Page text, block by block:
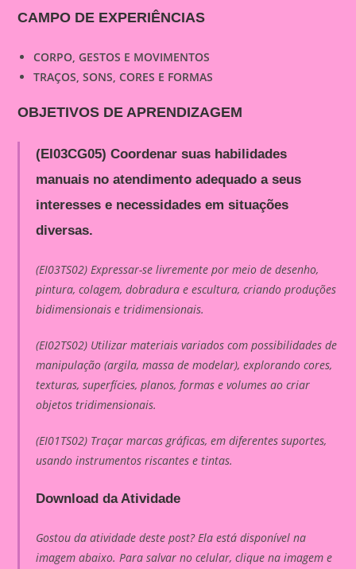
CAMPO DE EXPERIÊNCIAS
CORPO, GESTOS E MOVIMENTOS
TRAÇOS, SONS, CORES E FORMAS
OBJETIVOS DE APRENDIZAGEM
(EI03CG05) Coordenar suas habilidades
manuais no atendimento adequado a seus
interesses e necessidades em situações
diversas.
(EI03TS02) Expressar-se livremente por meio de desenho,
pintura, colagem, dobradura e escultura, criando produções
bidimensionais e tridimensionais.
(EI02TS02) Utilizar materiais variados com possibilidades de
manipulação (argila, massa de modelar), explorando cores,
texturas, superfícies, planos, formas e volumes ao criar
objetos tridimensionais.
(EI01TS02) Traçar marcas gráficas, em diferentes suportes,
usando instrumentos riscantes e tintas.
Download da Atividade
Gostou da atividade deste post? Ela está disponível na
imagem abaixo. Para salvar no celular, clique na imagem e